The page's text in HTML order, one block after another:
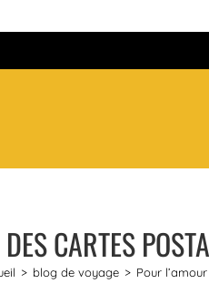
CARTES
> blog de voyage > Pour